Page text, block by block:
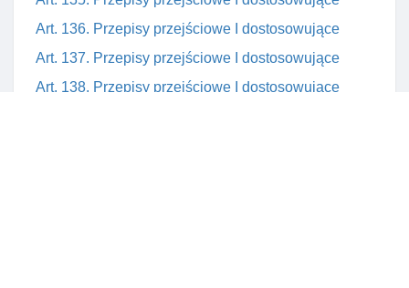
Art. 136. Przepisy przejściowe I dostosowujące
Art. 137. Przepisy przejściowe I dostosowujące
Art. 138. Przepisy przejściowe I dostosowujące